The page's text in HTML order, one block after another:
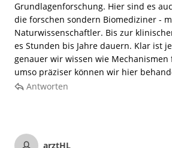
Grundlagenforschung. Hier sind es
die forschen sondern Biomediziner -
Naturwissenschaftler. Bis zur
es Stunden bis Jahre dauern. Klar ist
genauer wir wissen wie
umso präziser können wir hier
Antworten
arztHL